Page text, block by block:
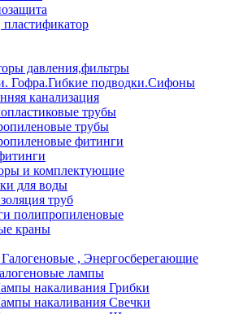
давления,фильтры
Гофра.Гибкие подводки.Сифоны
канализация
трубы
трубы
фитинги
и комплектующие
для воды
труб
полипропиленовые
краны
, Энергосберегающие
лампы
накаливания Грибки
накаливания Свечки